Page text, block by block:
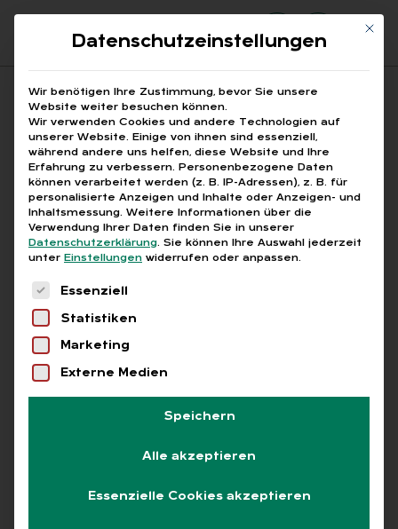
Suchfeld
Suchen
Breadcrumb-Navigation
STARTSEITE BFH URTEIL FORSCHUNG
Alle Bei­trä­ge mit dem
Schlag­wort „BFH Ur­teil
For­schung“
Alle Free Abo L+G +
Keine Beiträge gefunden
Mit
Datenschutzeinstellungen
Wir benötigen Ihre Zustimmung, bevor Sie unsere
Website weiter besuchen können.
Wir verwenden Cookies und andere Technologien auf
unserer Website. Einige von ihnen sind essenziell,
während andere uns helfen, diese Website und Ihre
Erfahrung zu verbessern. Personenbezogene Daten
können verarbeitet werden (z. B. IP-Adressen), z. B. für
personalisierte Anzeigen und Inhalte oder Anzeigen- und
Inhaltsmessung. Weitere Informationen über die
Verwendung Ihrer Daten finden Sie in unserer
Datenschutzerklärung. Sie können Ihre Auswahl jederzeit
unter Einstellungen widerrufen oder anpassen.
Es folgt eine Liste der Service-Gruppen, für
Essenziell
Statistiken
Marketing
Externe Medien
Speichern
Alle akzeptieren
Essenzielle Cookies akzeptieren